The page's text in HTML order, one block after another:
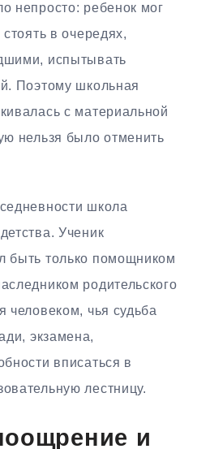
непросто: ребенок мог
в очередях,
испытывать
Поэтому школьная
с материальной
нельзя было отменить
школа
Ученик
быть только помощником
родительского
человеком, чья судьба
экзамена,
вписаться в
лестницу.
и